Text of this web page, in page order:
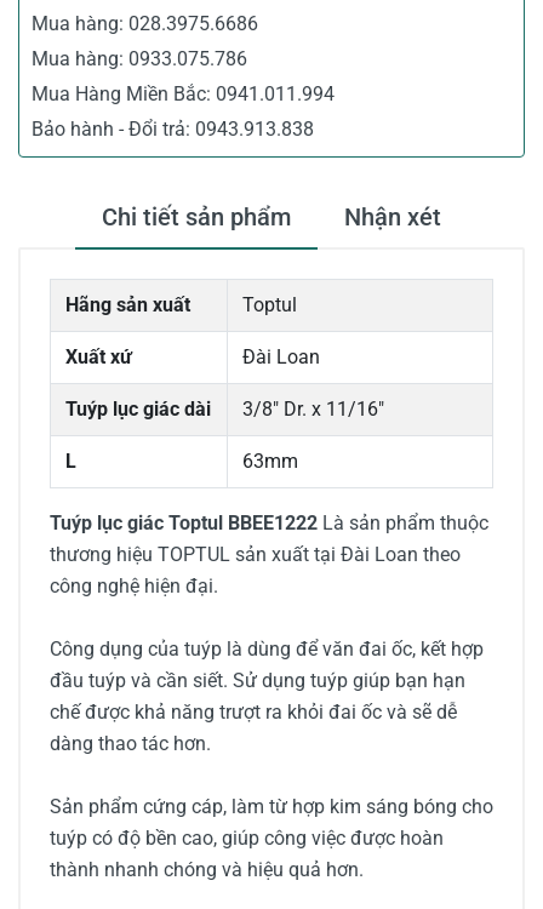
Mua hàng: 028.3975.6686
Mua hàng: 0933.075.786
Mua Hàng Miền Bắc: 0941.011.994
Bảo hành - Đổi trả: 0943.913.838
Chi tiết sản phẩm Nhận xét
Hãng sản xuất Toptul
Xuất xứ Đài Loan
Tuýp lục giác dài 3/8" Dr. x 11/16"
L 63mm
Tuýp lục giác Toptul BBEE1222 Là sản phẩm thuộc
thương hiệu TOPTUL sản xuất tại Đài Loan theo
công nghệ hiện đại.
Công dụng của tuýp là dùng để văn đai ốc, kết hợp
đầu tuýp và cần siết. Sử dụng tuýp giúp bạn hạn
chế được khả năng trượt ra khỏi đai ốc và sẽ dễ
dàng thao tác hơn.
Sản phẩm cứng cáp, làm từ hợp kim sáng bóng cho
tuýp có độ bền cao, giúp công việc được hoàn
thành nhanh chóng và hiệu quả hơn.